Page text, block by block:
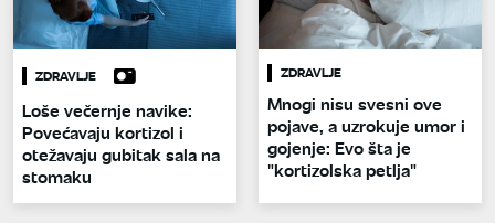
ZDRAVLJE
Loše večernje navike:
Povećavaju kortizol i
otežavaju gubitak sala na
stomaku
ZDRAVLJE
Mnogi nisu svesni ove
pojave, a uzrokuje umor i
gojenje: Evo šta je
"kortizolska petlja"